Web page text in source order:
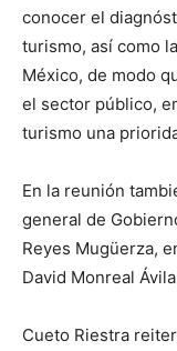
conocer el
turismo, así como
México, de modo
el sector público,
turismo una
En la reunión
general de
Reyes Mugüerza,
David Monreal
Cueto Riestra